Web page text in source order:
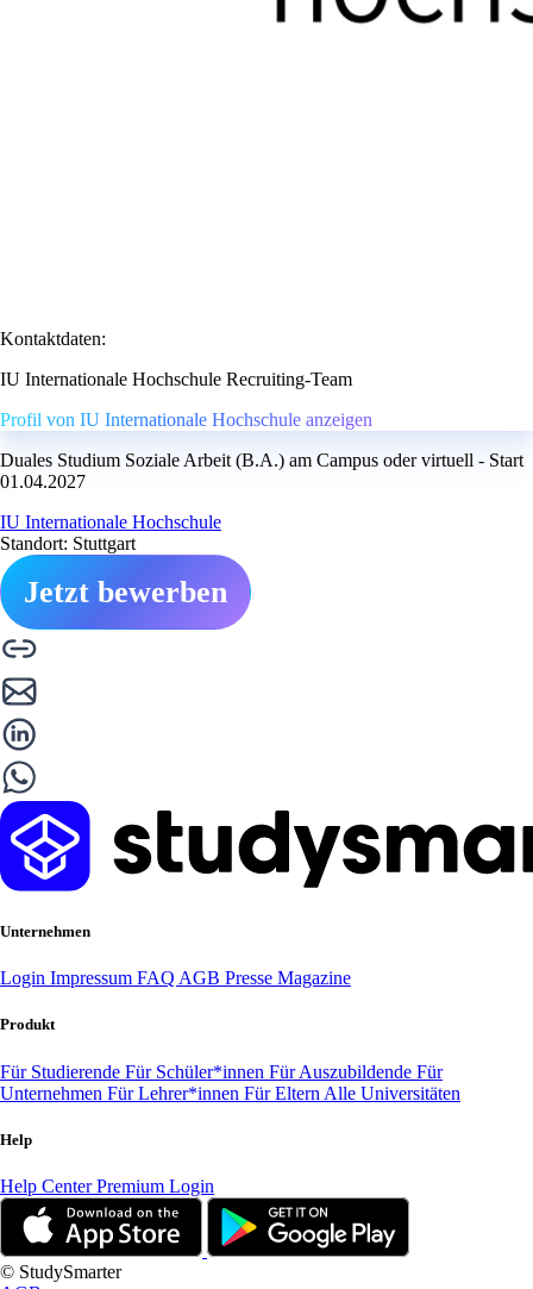
Kontaktdaten:
IU Internationale Hochschule Recruiting-Team
Profil von IU Internationale Hochschule anzeigen
Duales Studium Soziale Arbeit (B.A.) am Campus oder virtuell - Start
01.04.2027
IU Internationale Hochschule
Standort: Stuttgart
Jetzt bewerben
Unternehmen
Login Impressum FAQ AGB Presse Magazine
Produkt
Für Studierende Für Schüler*innen Für Auszubildende Für
Unternehmen Für Lehrer*innen Für Eltern Alle Universitäten
Help
Help CenterPremium Login
© StudySmarter